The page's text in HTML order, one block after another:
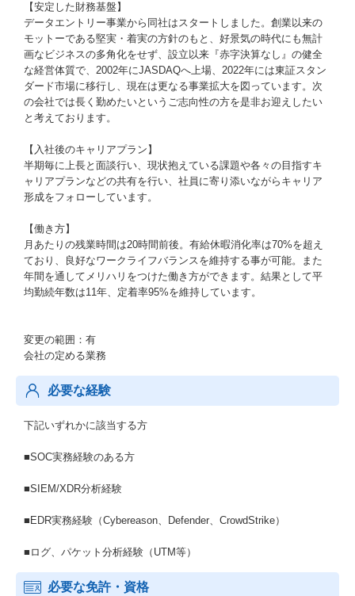
【安定した財務基盤】
データエントリー事業から同社はスタートしました。創業以来の
モットーである堅実・着実の方針のもと、好景気の時代にも無計
画なビジネスの多角化をせず、設立以来『赤字決算なし』の健全
な経営体質で、2002年にJASDAQへ上場、2022年には東証スタン
ダード市場に移行し、現在は更なる事業拡大を図っています。次
の会社では長く勤めたいというご志向性の方を是非お迎えしたい
と考えております。
【入社後のキャリアプラン】
半期毎に上長と面談行い、現状抱えている課題や各々の目指すキ
ャリアプランなどの共有を行い、社員に寄り添いながらキャリア
形成をフォローしています。
【働き方】
月あたりの残業時間は20時間前後。有給休暇消化率は70%を超え
ており、良好なワークライフバランスを維持する事が可能。また
年間を通してメリハリをつけた働き方ができます。結果として平
均勤続年数は11年、定着率95%を維持しています。
変更の範囲：有
会社の定める業務
必要な経験
下記いずれかに該当する方
■SOC実務経験のある方
■SIEM/XDR分析経験
■EDR実務経験（Cybereason、Defender、CrowdStrike）
■ログ、パケット分析経験（UTM等）
必要な免許・資格